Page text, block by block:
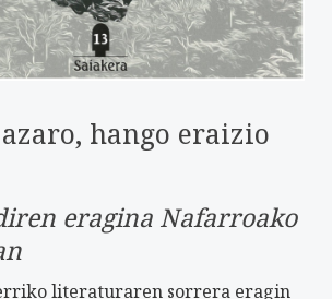
hango eraizio
eragina Nafarroako
literaturaren sorrera eragin